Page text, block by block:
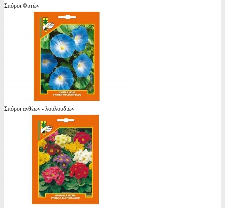
Σπόροι Φυτών
Σπόροι ανθέων - λουλουδιών